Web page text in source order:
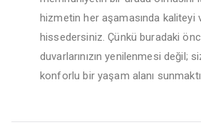
hizmetin her aşamasında kaliteyi
hissedersiniz. Çünkü buradaki
duvarlarınızın yenilenmesi değil;
konforlu bir yaşam alanı